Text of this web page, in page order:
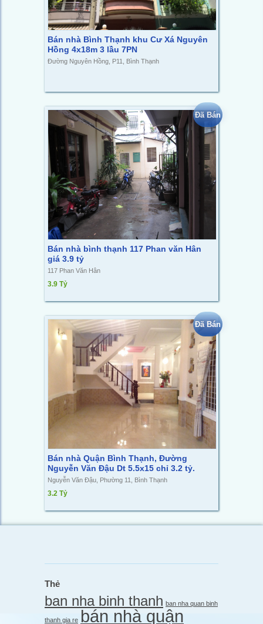
Bán nhà Bình Thạnh khu Cư Xá Nguyên
Hồng 4x18m 3 lầu 7PN
Đường Nguyên Hồng, P11, Bình Thạnh
Bán nhà bình thạnh 117 Phan văn Hân
giá 3.9 tỷ
117 Phan Văn Hân
3.9 Tỷ
Đã Bán
Bán nhà Quận Bình Thạnh, Đường
Nguyễn Văn Đậu Dt 5.5x15 chỉ 3.2 tỷ.
Nguyễn Văn Đậu, Phường 11, Bình Thạnh
3.2 Tỷ
Đã Bán
Thẻ
ban nha binh thanh ban nha quan binh
thanh gia re bán nhà quận